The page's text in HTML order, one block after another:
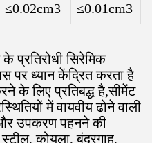
≤0.02cm3 ≤0.01cm3
प्रतिरोधी सिरेमिक
पर ध्यान केंद्रित करता है
के लिए प्रतिबद्ध है,सीमेंट
में वायवीय ढोने वाली
और उपकरण पहनने की
कोयला, बंदरगाह,